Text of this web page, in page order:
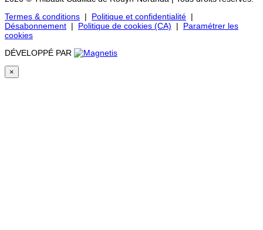
Termes & conditions | Politique et confidentialité |
Désabonnement | Politique de cookies (CA) | Paramétrer les
cookies
DÉVELOPPÉ PAR
×